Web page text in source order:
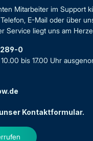
Mitarbeiter im Support
E-Mail oder über
Service liegt uns am
0
bis 17.00 Uhr
Kontaktformular.